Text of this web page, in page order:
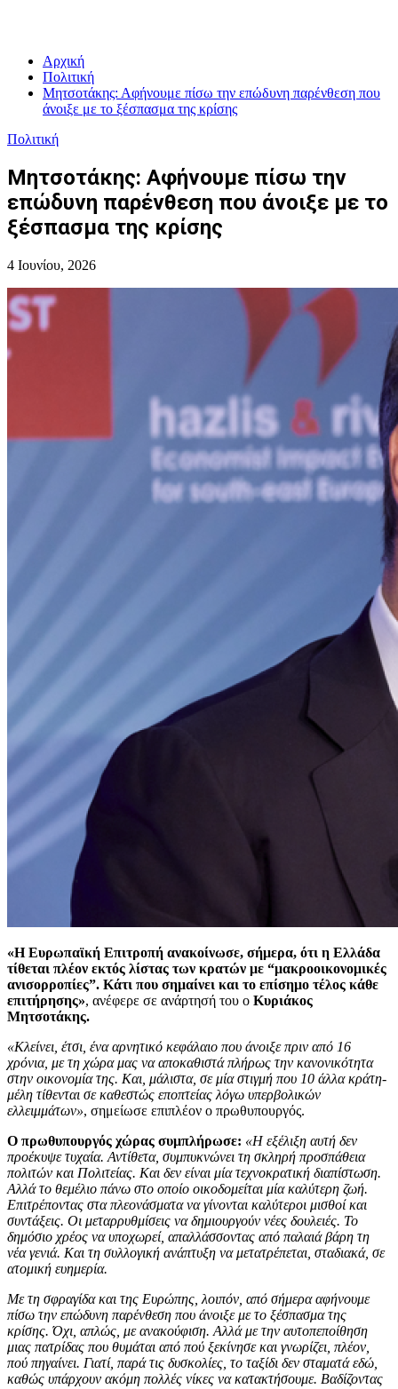
Αρχική
Πολιτική
Μητσοτάκης: Αφήνουμε πίσω την επώδυνη παρένθεση που
άνοιξε με το ξέσπασμα της κρίσης
Πολιτική
Μητσοτάκης: Αφήνουμε πίσω την
επώδυνη παρένθεση που άνοιξε με το
ξέσπασμα της κρίσης
4 Ιουνίου, 2026
«Η Ευρωπαϊκή Επιτροπή ανακοίνωσε, σήμερα, ότι η Ελλάδα
τίθεται πλέον εκτός λίστας των κρατών με “μακροοικονομικές
ανισορροπίες”. Κάτι που σημαίνει και το επίσημο τέλος κάθε
επιτήρησης», ανέφερε σε ανάρτησή του ο Κυριάκος
Μητσοτάκης.
«Κλείνει, έτσι, ένα αρνητικό κεφάλαιο που άνοιξε πριν από 16
χρόνια, με τη χώρα μας να αποκαθιστά πλήρως την κανονικότητα
στην οικονομία της. Και, μάλιστα, σε μία στιγμή που 10 άλλα κράτη-
μέλη τίθενται σε καθεστώς εποπτείας λόγω υπερβολικών
ελλειμμάτων», σημείωσε επιπλέον ο πρωθυπουργός.
Ο πρωθυπουργός χώρας συμπλήρωσε: «Η εξέλιξη αυτή δεν
προέκυψε τυχαία. Αντίθετα, συμπυκνώνει τη σκληρή προσπάθεια
πολιτών και Πολιτείας. Και δεν είναι μία τεχνοκρατική διαπίστωση.
Αλλά το θεμέλιο πάνω στο οποίο οικοδομείται μία καλύτερη ζωή.
Επιτρέποντας στα πλεονάσματα να γίνονται καλύτεροι μισθοί και
συντάξεις. Οι μεταρρυθμίσεις να δημιουργούν νέες δουλειές. Το
δημόσιο χρέος να υποχωρεί, απαλλάσσοντας από παλαιά βάρη τη
νέα γενιά. Και τη συλλογική ανάπτυξη να μετατρέπεται, σταδιακά, σε
ατομική ευημερία.
Με τη σφραγίδα και της Ευρώπης, λοιπόν, από σήμερα αφήνουμε
πίσω την επώδυνη παρένθεση που άνοιξε με το ξέσπασμα της
κρίσης. Όχι, απλώς, με ανακούφιση. Αλλά με την αυτοπεποίθηση
μιας πατρίδας που θυμάται από πού ξεκίνησε και γνωρίζει, πλέον,
πού πηγαίνει. Γιατί, παρά τις δυσκολίες, το ταξίδι δεν σταματά εδώ,
καθώς υπάρχουν ακόμη πολλές νίκες να κατακτήσουμε. Βαδίζοντας